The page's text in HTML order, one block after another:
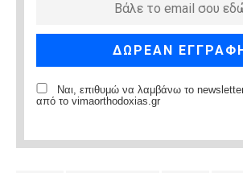
Ναι, επιθυμώ να λαμβάνω το
από το vimaorthodoxias.gr